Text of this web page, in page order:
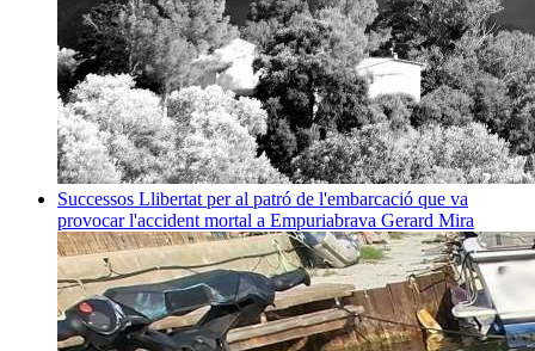
Successos Llibertat per al patró de l'embarcació que va
provocar l'accident mortal a Empuriabrava Gerard Mira